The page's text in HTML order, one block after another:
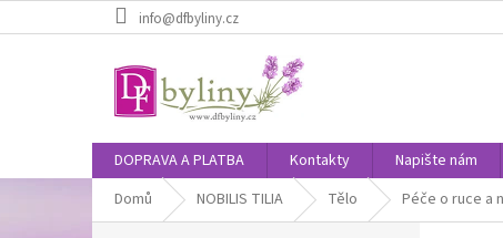
na
info@dfbyliny.cz
DOPRAVA A PLATBA Kontakty Napište nám
Domů
NOBILIS TILIA Tělo Péče o ruce a